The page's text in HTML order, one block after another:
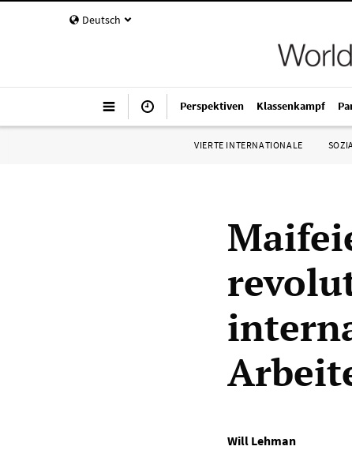
Deutsch
Perspektiven Klassenkampf
VIERTE INTERNATIONALE
Will Lehman